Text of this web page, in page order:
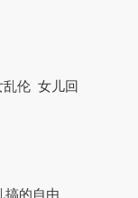
乱伦 女儿回
搞的自由